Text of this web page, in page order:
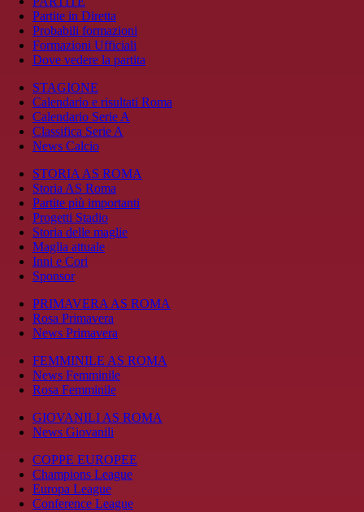
Partite in Diretta
Probabili formazioni
Formazioni Ufficiali
Dove vedere la partita
STAGIONE
Calendario e risultati Roma
Calendario Serie A
Classifica Serie A
News Calcio
STORIA AS ROMA
Storia AS Roma
Partite più importanti
Progetti Stadio
Storia delle maglie
Maglia attuale
Inni e Cori
Sponsor
PRIMAVERA AS ROMA
Rosa Primavera
News Primavera
FEMMINILE AS ROMA
News Femminile
Rosa Femminile
GIOVANILI AS ROMA
News Giovanili
COPPE EUROPEE
Champions League
Europa League
Conference League